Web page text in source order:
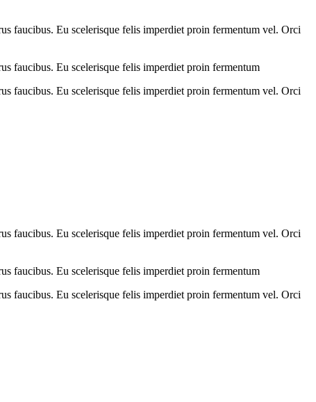
faucibus. Eu scelerisque felis imperdiet proin fermentum vel. Orci
faucibus. Eu scelerisque felis imperdiet proin fermentum
faucibus. Eu scelerisque felis imperdiet proin fermentum vel. Orci
faucibus. Eu scelerisque felis imperdiet proin fermentum vel. Orci
faucibus. Eu scelerisque felis imperdiet proin fermentum
faucibus. Eu scelerisque felis imperdiet proin fermentum vel. Orci